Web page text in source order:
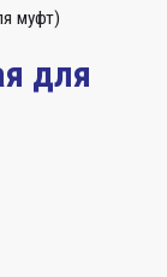
муфт)
для